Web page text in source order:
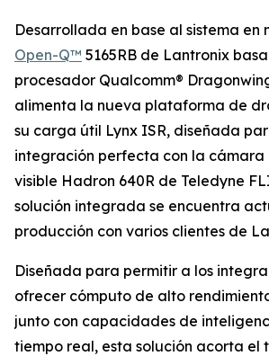
Desarrollada en base al sistema en
Open-Q™ 5165RB de Lantronix
procesador Qualcomm®
alimenta la nueva plataforma de
su carga útil Lynx ISR, diseñada
integración perfecta con la
visible Hadron 640R de Teledyne
solución integrada se encuentra
producción con varios clientes de
Diseñada para permitir a los
ofrecer cómputo de alto
junto con capacidades de
tiempo real, esta solución acorta el